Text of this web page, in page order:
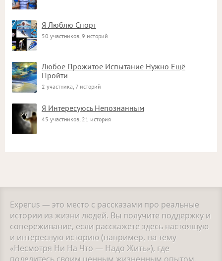
Я Люблю Спорт
50 участников, 9 историй
Любое Прожитое Испытание Нужно Ещё
Пройти
2 участника, 7 историй
Я Интересуюсь Непознанным
45 участников, 21 история
Experus — это место с рассказами про реальные
истории из жизни людей. Вы получите поддержку и
сопереживание, если расскажете здесь настоящую
и интересную историю (например, на тему
«Несмотря Ни На Что — Надо Жить»), где